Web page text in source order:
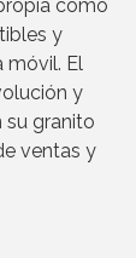
como
y
móvil. El
y
granito
ventas y